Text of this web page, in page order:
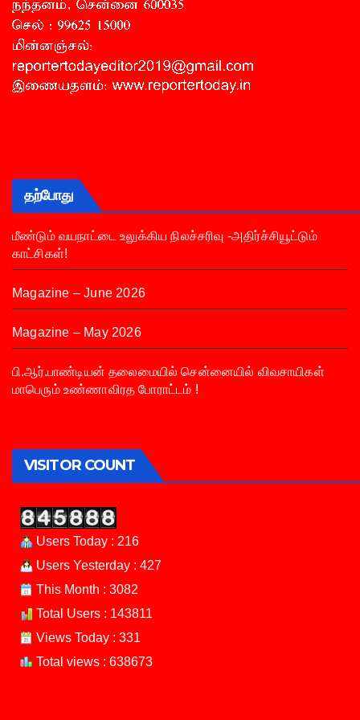
தற்போது
மீண்டும் வயநாட்டை உலுக்கிய நிலச்சரிவு -அதிர்ச்சியூட்டும்
காட்சிகள்!
Magazine – June 2026
Magazine – May 2026
பி.ஆர்.பாண்டியன் தலைமையில் சென்னையில் விவசாயிகள்
மாபெரும் உண்ணாவிரத போராட்டம் !
VISITOR COUNT
Users Today : 216
Users Yesterday : 427
This Month : 3082
Total Users : 143811
Views Today : 331
Total views : 638673